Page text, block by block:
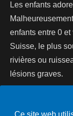
Les enfants
enfants entre 0
Suisse, le plus
rivières ou
lésions graves.